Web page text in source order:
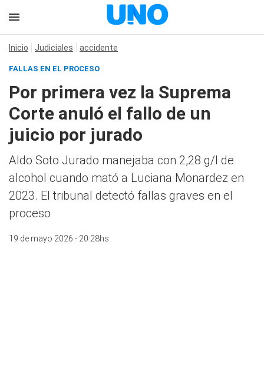
Inicio Judiciales accidente
FALLAS EN EL PROCESO
Por primera vez la Suprema
Corte anuló el fallo de un
juicio por jurado
Aldo Soto Jurado manejaba con 2,28 g/l de
alcohol cuando mató a Luciana Monardez en
2023. El tribunal detectó fallas graves en el
proceso
19 de mayo 2026 - 20:28hs